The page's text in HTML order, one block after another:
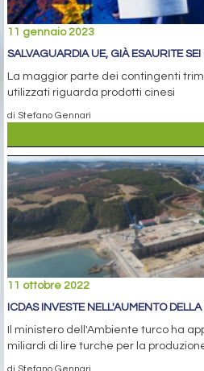
11 gennaio 2023
SALVAGUARDIA UE, GIÀ ESAURITE SEI
La maggior parte dei contingenti
utilizzati riguarda prodotti cinesi
di Stefano Gennari
11 ottobre 2022
ICDAS INVESTE NELL'AUMENTO
Il ministero dell'Ambiente turco ha
miliardi di lire turche per la
di Stefano Gennari